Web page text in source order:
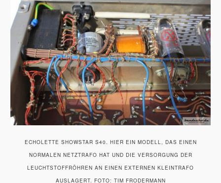
ECHOLETTE SHOWSTAR S40. HIER EIN MODELL, DAS EINEN
NORMALEN NETZTRAFO HAT UND DIE VERSORGUNG DER
LEUCHTSTOFFRÖHREN AN EINEN EXTERNEN KLEINTRAFO
AUSLAGERT. FOTO: TIM FRODERMANN